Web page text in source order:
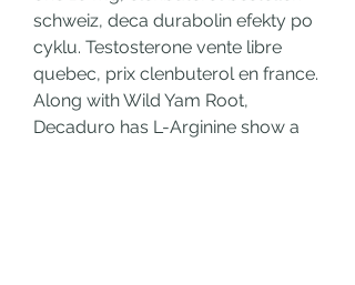
schweiz, deca durabolin efekty po
cyklu. Testosterone vente libre
quebec, prix clenbuterol en france.
Along with Wild Yam Root,
Decaduro has L-Arginine show a